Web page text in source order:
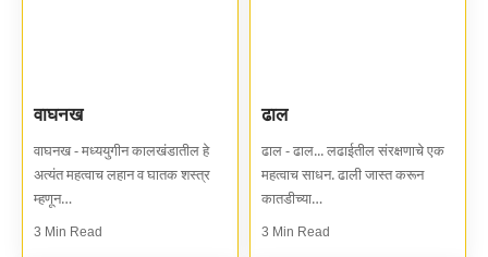
वाघनख
वाघनख - मध्ययुगीन कालखंडातील हे
अत्यंत महत्वाच लहान व घातक शस्त्र
म्हणून…
3 Min Read
ढाल
ढाल - ढाल... लढाईतील संरक्षणाचे एक
महत्वाच साधन. ढाली जास्त करून
कातडीच्या…
3 Min Read